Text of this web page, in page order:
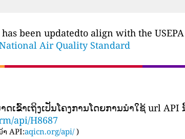
been updatedto align with the
Air Quality Standard
ຂົ້າ​ເຖິງ​ເປັນ​ໂຄງ​ການ​ໂດຍ​ການ​ນໍາ​ໃຊ້ url API
api/H8687
API:aqicn.org/api/ )